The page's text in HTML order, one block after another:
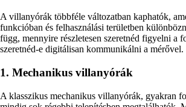
A villanyórák többféle változatban kaphatók,
funkcióban és felhasználási területben
függ, mennyire részletesen szeretnéd figyelni a
szeretnéd-e digitálisan kommunikálni a mérővel.
1. Mechanikus villanyórák
A klasszikus mechanikus villanyórák, gyakran